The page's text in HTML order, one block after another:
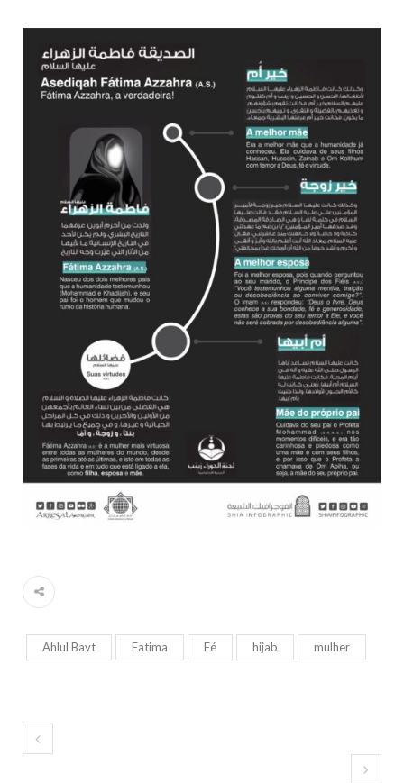
10 DE NOVEMBRO DE 2013
Falecimento do Imam Ali Ibn Al-Hussein
(A.S.)
Em nome de Deus, o Clemente, o Misericordioso! Diante da
data em que relembramos o martírio do quarto Imam dos
muçulmanos, o Imam Ali Ibn Al-Hussein Ibn Ali Ibn Abi Táleb
(A.S.), conhecido por “Zein Al-Ábidin” (Formosura
NOTÍCIAS
3 DE JULHO DE 2014
Centro Islâmico no Brasil recebe o ex-
ministro das Relações Exteriores da
República Islâmica do Irã
Na noite da quinta-feira, 03 de Abril, o Centro Islâmico no
Brasil recebeu em sua sede, em São Paulo, o ex-ministro das
Relações Exteriores da República Islâmica do Irã, Sr. Kamal
Kharrazi, que encontra-se visitando
Ahlul Bayt Fatima Fé hijab mulher